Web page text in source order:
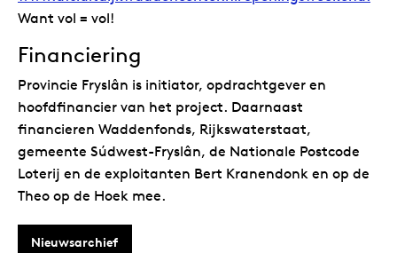
Want vol = vol!
Financiering
Provincie Fryslân is initiator, opdrachtgever en
hoofdfinancier van het project. Daarnaast
financieren Waddenfonds, Rijkswaterstaat,
gemeente Súdwest-Fryslân, de Nationale Postcode
Loterij en de exploitanten Bert Kranendonk en op de
Theo op de Hoek mee.
Nieuwsarchief